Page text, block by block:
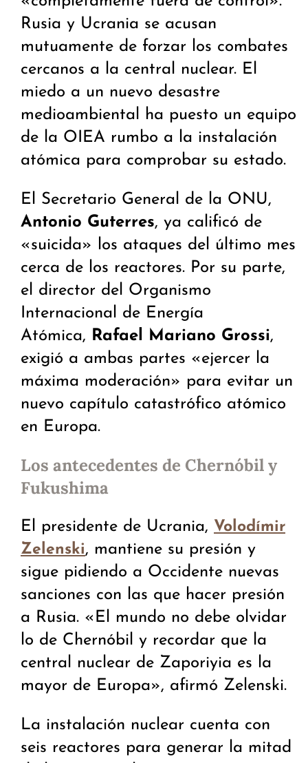
Rusia y Ucrania se acusan
mutuamente de forzar los combates
cercanos a la central nuclear. El
miedo a un nuevo desastre
medioambiental ha puesto un equipo
de la OIEA rumbo a la instalación
atómica para comprobar su estado.
El Secretario General de la ONU,
Antonio Guterres, ya calificó de
«suicida» los ataques del último mes
cerca de los reactores. Por su parte,
el director del Organismo
Internacional de Energía
Atómica, Rafael Mariano Grossi,
exigió a ambas partes «ejercer la
máxima moderación» para evitar un
nuevo capítulo catastrófico atómico
en Europa.
Los antecedentes de Chernóbil y
Fukushima
El presidente de Ucrania, Volodímir
Zelenski, mantiene su presión y
sigue pidiendo a Occidente nuevas
sanciones con las que hacer presión
a Rusia. «El mundo no debe olvidar
lo de Chernóbil y recordar que la
central nuclear de Zaporiyia es la
mayor de Europa», afirmó Zelenski.
La instalación nuclear cuenta con
seis reactores para generar la mitad